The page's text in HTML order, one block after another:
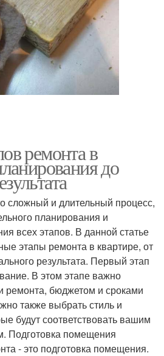
ремонта в
до
сложный и длительный процесс,
планирования и
всех этапов. В данной статье
этапы ремонта в квартире, от
результата. Первый этап
В этом этапе важно
ремонта, бюджетом и сроками
также выбрать стиль и
будут соответствовать вашим
Подготовка помещения
- это подготовка помещения.